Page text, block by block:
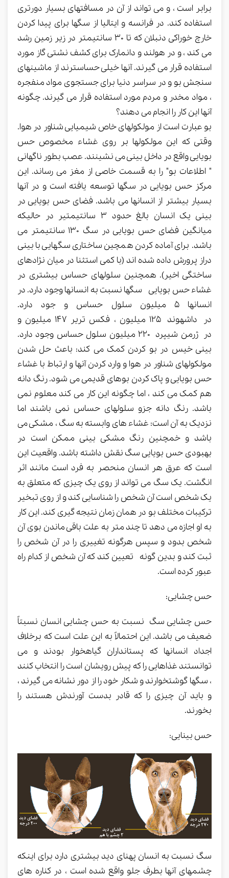
برابر است ، و می تواند از آن در مسافتهای بسیار دورتری
استفاده کند. در فرانسه و ایتالیا از سگها برای پیدا کردن
خارچ خوراکی دنبلان که تا 30 سانتیمتر در زیر زمین رشد
می کند ، و در هولند و دانمارک برای کشف نشتی گاز مورد
استفاده قرار می گیرند. آنها خیلی حساسترند از ماشینهای
سنجش بو و در سراسر دنیا برای جستجوی مواد منفجره
، مواد مخدر و مردم مورد استفاده قرار می گیرند. چگونه
آنها این کار را انجام می دهند؟
بو عبارت است از مولکولهای خاص شیمیایی شناور در هوا.
وقتی که این مولکولها بر روی غشاء مخصوص حس
بویایی واقع در داخل بینی می نشینند. عصب بطور ناگهانی
" اطلاعات بو" را به قسمت خاصی از مغز می رساند. این
مرکز حس بویایی در سگها توسعه یافته است و در آنها
بسیار بیشتر از انسانها می باشد. فضای حس بویایی در
بینی یک انسان بالغ حدود 3 سانتیمتیر در حالیکه
میانگین فضای حس بویایی در سگ 130 سانتیمتر می
باشد. برای آماده کردن همچین ساختاری سگهایی با بینی
دراز پرورش داده شده اند (با کمی استثنا در میان نژادهای
ساختگی اخیر). همچنین سلولهای حساس بیشتری در
غشاء حس بویایی سگها نسبت به انسانها وجود دارد. در
انسانها 5 میلیون سلول حساس و جود دارد.
در داشهوند 125 میلیون ، فکس تریر 147 میلیون و
در ژرمن شیپرد 220 میلیون سلول حساس وجود دارد.
بینی خیس در بو کردن کمک می کند: باعث حل شدن
مولکولهای شناور در هوا و وارد کردن آنها و ارتباط با غشاء
حس بویایی و پاک کردن بوهای قدیمی می شود. رنگ دانه
هم کمک می کند ، اما چگونه این کار می کند معلوم نمی
باشد. رنگ دانه جزو سلولهای حساس نمی باشند اما
نزدیک به آن است: غشاء های وابسته به سگ ، مشکی می
باشد و خمچنین رنگ مشکی بینی ممکن است در
بهبودی حس بویایی سگ نقش داشته باشد. واقعیت این
است که عرق هر انسان منحصر به فرد است مانند اثر
انگشت. یک سگ می تواند از روی یک چیزی که متعلق به
یک شخص است آن شخص را شناسایی کند و از روی تبخیر
ترکیبات مختلف بو در همان زمان نتیجه گیری کند. این کار
به او اجازه می دهد تا چند متر به علت باقی ماندن بوی آن
شخص بدود و سپس هرگونه تغییری را در آن شخص را
ثبت کند و بدین گونه تعیین کند که آن شخص از کدام راه
عبور کرده است.
حس چشایی:
حس چشایی سگ نسبت به حس چشایی انسان نسبتاً
ضعیف می باشد. این احتمالاً به این علت است که برخلاف
اجداد انسانها که پستانداران گیاهخوار بودند و می
توانستند غذاهایی را که پیش رویشان است را انتخاب کنند
، سگها گوشتخوارند و شکار خود را از دور نشانه می گیرند ،
و باید آن چیزی را که قادر بدست آورندش هستند را
بخورند.
حس بینایی:
سگ نسبت به انسان پهنای دید بیشتری دارد برای اینکه
چشمهای آنها بطرف جلو واقع شده است ، در کناره های